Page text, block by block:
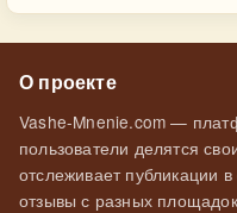
О проекте
Vashe-Mnenie.com —
пользователи делятся
отслеживает публикации
отзывы с разных